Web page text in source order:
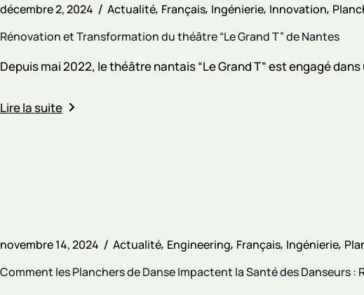
décembre 2, 2024 Actualité Français Ingénierie Innovation
Rénovation et Transformation du théâtre “Le Grand T” de Nantes
Depuis mai 2022, le théâtre nantais “Le Grand T” est engagé
Lire la suite
novembre 14, 2024 Actualité Engineering Français Ingénierie
Comment les Planchers de Danse Impactent la Santé des Danseurs :